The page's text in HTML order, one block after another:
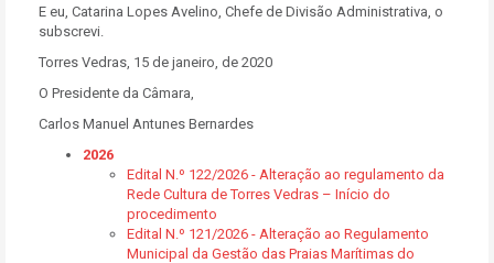
E eu, Catarina Lopes Avelino, Chefe de Divisão Administrativa, o
subscrevi.
Torres Vedras, 15 de janeiro, de 2020
O Presidente da Câmara,
Carlos Manuel Antunes Bernardes
2026
Edital N.º 122/2026 - Alteração ao regulamento da
Rede Cultura de Torres Vedras – Início do
procedimento
Edital N.º 121/2026 - Alteração ao Regulamento
Municipal da Gestão das Praias Marítimas do